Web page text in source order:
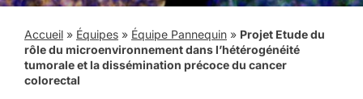
Accueil» Équipes» Équipe Pannequin» Projet Etude du
rôle du microenvironnement dans l’hétérogénéité
tumorale et la dissémination précoce du cancer
colorectal